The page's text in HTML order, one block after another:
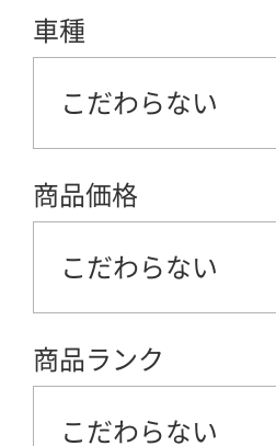
車種
こだわらない
商品価格
こだわらない
商品ランク
こだわらない